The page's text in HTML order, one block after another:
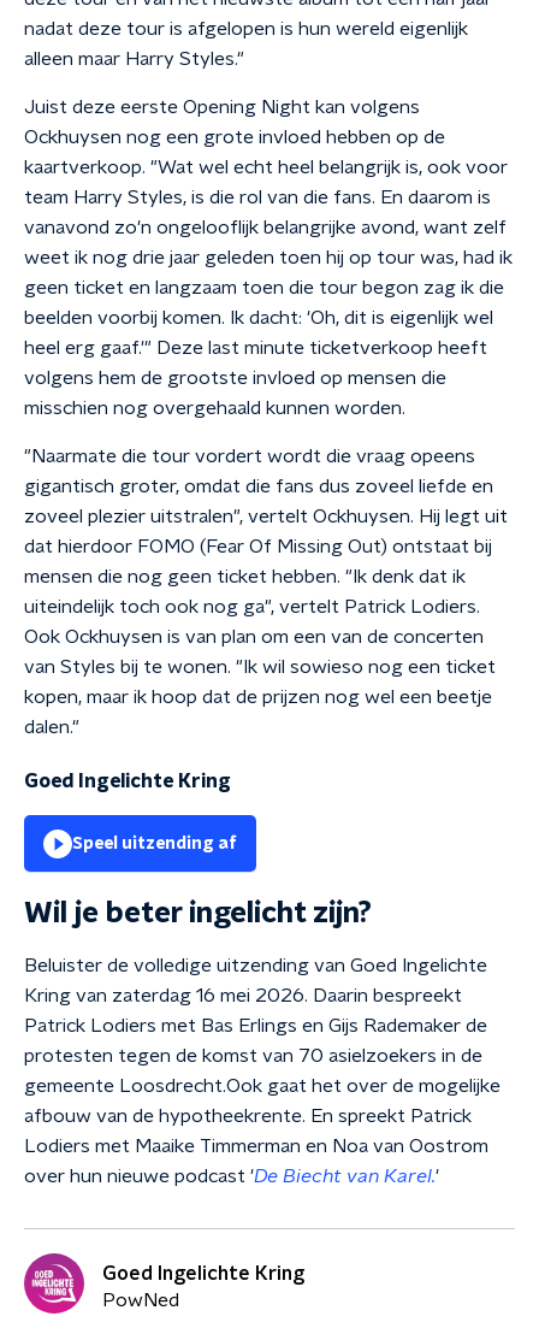
nadat deze tour is afgelopen is hun wereld eigenlijk
alleen maar Harry Styles."
Juist deze eerste Opening Night kan volgens
Ockhuysen nog een grote invloed hebben op de
kaartverkoop. "Wat wel echt heel belangrijk is, ook voor
team Harry Styles, is die rol van die fans. En daarom is
vanavond zo'n ongelooflijk belangrijke avond, want zelf
weet ik nog drie jaar geleden toen hij op tour was, had ik
geen ticket en langzaam toen die tour begon zag ik die
beelden voorbij komen. Ik dacht: 'Oh, dit is eigenlijk wel
heel erg gaaf.'" Deze last minute ticketverkoop heeft
volgens hem de grootste invloed op mensen die
misschien nog overgehaald kunnen worden.
"Naarmate die tour vordert wordt die vraag opeens
gigantisch groter, omdat die fans dus zoveel liefde en
zoveel plezier uitstralen", vertelt Ockhuysen. Hij legt uit
dat hierdoor FOMO (Fear Of Missing Out) ontstaat bij
mensen die nog geen ticket hebben. "Ik denk dat ik
uiteindelijk toch ook nog ga", vertelt Patrick Lodiers.
Ook Ockhuysen is van plan om een van de concerten
van Styles bij te wonen. "Ik wil sowieso nog een ticket
kopen, maar ik hoop dat de prijzen nog wel een beetje
dalen."
Goed Ingelichte Kring
Speel uitzending af
Wil je beter ingelicht zijn?
Beluister de volledige uitzending van Goed Ingelichte
Kring van zaterdag 16 mei 2026. Daarin bespreekt
Patrick Lodiers met Bas Erlings en Gijs Rademaker de
protesten tegen de komst van 70 asielzoekers in de
gemeente Loosdrecht.Ook gaat het over de mogelijke
afbouw van de hypotheekrente. En spreekt Patrick
Lodiers met Maaike Timmerman en Noa van Oostrom
over hun nieuwe podcast 'De Biecht van Karel.'
Goed Ingelichte Kring
PowNed